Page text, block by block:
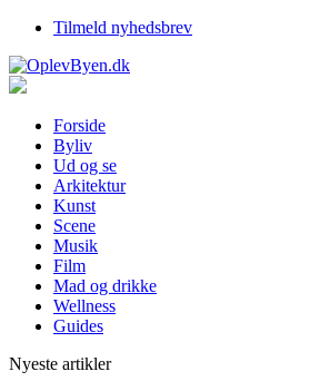
Tilmeld nyhedsbrev
Forside
Byliv
Ud og se
Arkitektur
Kunst
Scene
Musik
Film
Mad og drikke
Wellness
Guides
Nyeste artikler